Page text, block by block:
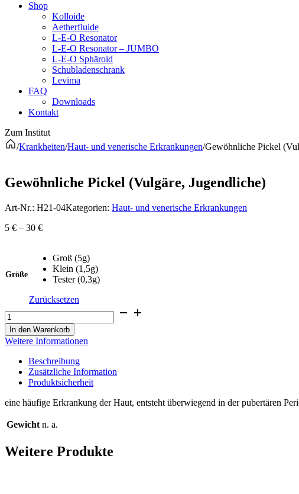
Shop
Kolloide
Aetherfluide
L-E-O Resonator
L-E-O Resonator – JUMBO
L-E-O Sphäroid
Schubladenschrank
Levima
FAQ
Downloads
Kontakt
Zum Institut
/Krankheiten/Haut- und venerische Erkrankungen/Gewöhnliche Pickel
Gewöhnliche Pickel (Vulgäre, Jugendliche)
Art-Nr.: H21-04Kategorien: Haut- und venerische Erkrankungen
5 € – 30 €
Größe
Groß (5g)
Klein (1,5g)
Tester (0,3g)
Zurücksetzen
Gewöhnliche
Pickel
(Vulgäre,
Jugendliche)
Menge
In den Warenkorb
Weitere Informationen
Beschreibung
Zusätzliche Information
Produktsicherheit
eine häufige Erkrankung der Haut, entsteht überwiegend in der pubertären
Gewicht n. a.
Weitere Produkte